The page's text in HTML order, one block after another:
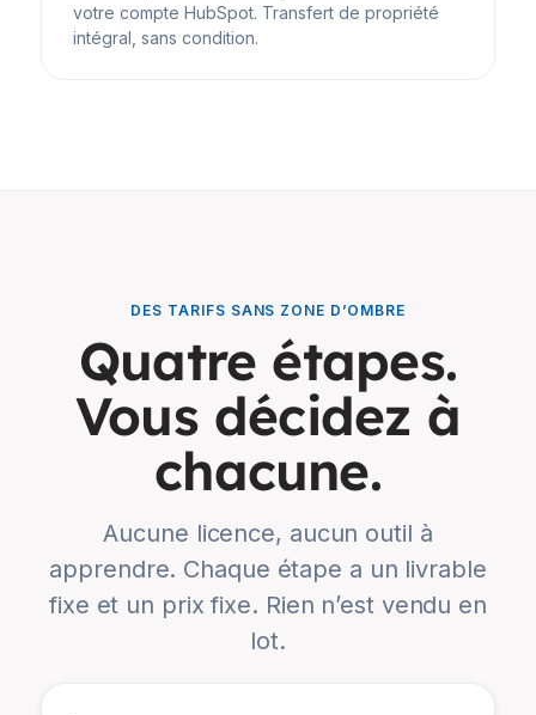
votre compte HubSpot. Transfert de propriété
intégral, sans condition.
DES TARIFS SANS ZONE D’OMBRE
Quatre étapes.
Vous décidez à
chacune.
Aucune licence, aucun outil à
apprendre. Chaque étape a un livrable
fixe et un prix fixe. Rien n’est vendu en
lot.